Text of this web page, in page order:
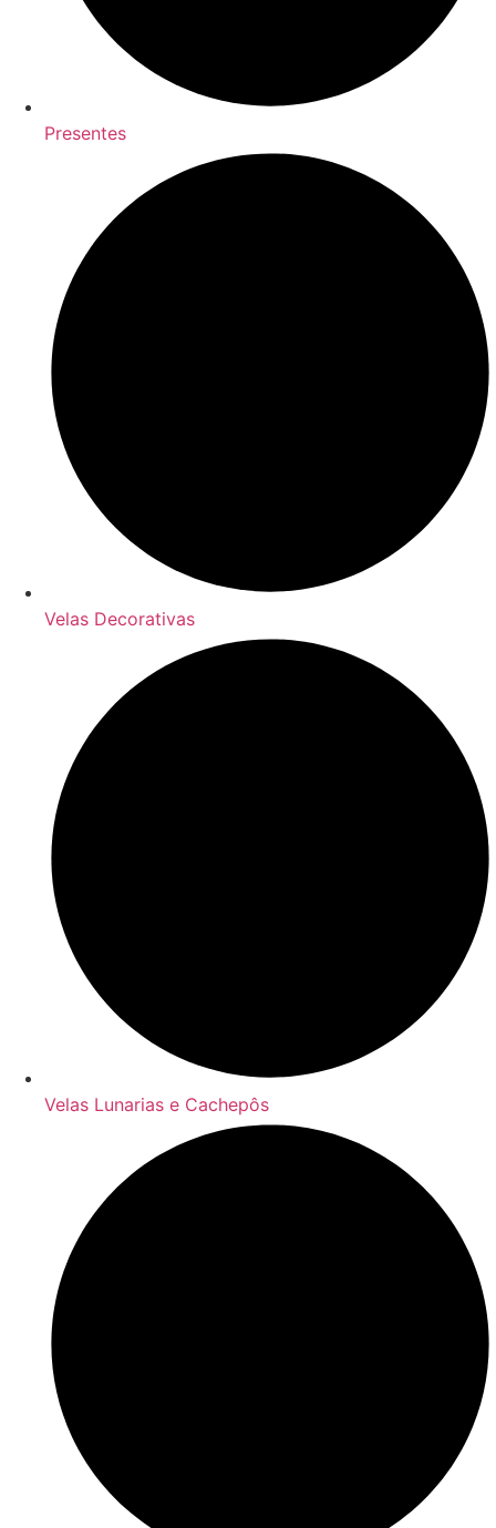
Presentes
Velas Decorativas
Velas Lunarias e Cachepôs